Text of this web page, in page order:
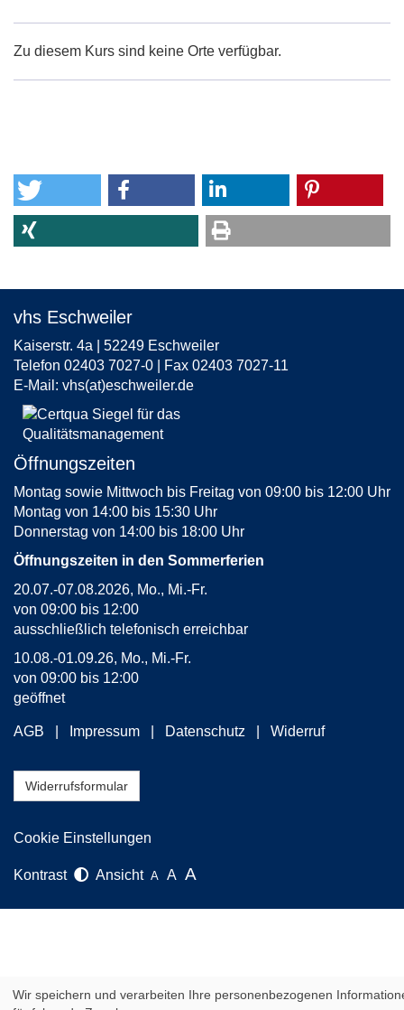
Zu diesem Kurs sind keine Orte verfügbar.
vhs Eschweiler
Kaiserstr. 4a | 52249 Eschweiler
Telefon 02403 7027-0 | Fax 02403 7027-11
E-Mail: vhs(at)eschweiler.de
Öffnungszeiten
Montag sowie Mittwoch bis Freitag von 09:00 bis 12:00 Uhr
Montag von 14:00 bis 15:30 Uhr
Donnerstag von 14:00 bis 18:00 Uhr
Öffnungszeiten in den Sommerferien
20.07.-07.08.2026, Mo., Mi.-Fr.
von 09:00 bis 12:00
ausschließlich telefonisch erreichbar
10.08.-01.09.26, Mo., Mi.-Fr.
von 09:00 bis 12:00
geöffnet
AGB Impressum Datenschutz Widerruf
Widerrufsformular
Cookie Einstellungen
Kontrast Ansicht A A A
Wir speichern und verarbeiten Ihre personenbezogenen